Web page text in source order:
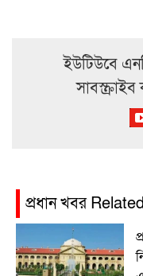
ইউটিউবে
প্রধান খবর